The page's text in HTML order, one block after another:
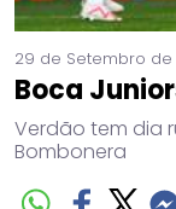
29 de Setembro de
Boca
Verdão tem dia
Bombonera